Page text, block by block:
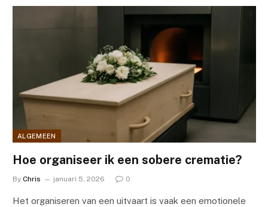
ALGEMEEN
Hoe organiseer ik een sobere crematie?
By Chris januari 5, 2026 0
Het organiseren van een uitvaart is vaak een emotionele